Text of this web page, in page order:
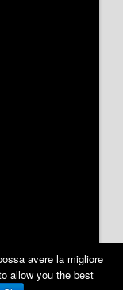
avere la migliore
allow you the best